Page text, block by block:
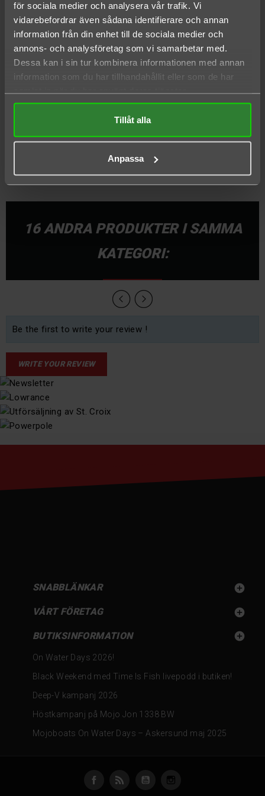
för sociala medier och analysera vår trafik. Vi
vidarebefordrar även sådana identifierare och annan
information från din enhet till de sociala medier och
annons- och analysföretag som vi samarbetar med.
Dessa kan i sin tur kombinera informationen med annan
information som du har tillhandahållit eller som de har
samlat in när du har använt deras tjänster.
Tillåt alla
Anpassa
BETYG
Don't miss the chance to add to your YETI hat
collection. This trucker hat is made from cotton and
derived from NetPlus® – a material made from 100%
recycled fishing nets to help reduce plastic pollution
in our oceans.
16 ANDRA PRODUKTER I SAMMA
KATEGORI:
Be the first to write your review !
WRITE YOUR REVIEW
SNABBLÄNKAR 
VÅRT FÖRETAG 
BUTIKSINFORMATION 
On Water Days 2026!
Black Weekend med Time Is Fish livepodd i butiken!
Deep-V kampanj 2026
Höstkampanj på Mojo Jon 1338 BW
Mojoboats On Water Days – Askersund maj 2025
Facebook
RSS